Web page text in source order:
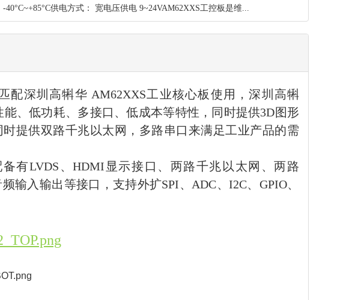
-40°C~+85°C供电方式： 宽电压供电 9~24VAM62XXS工控板是维...
配深圳高犐华 AM62XXS工业核心板使用，深圳高犐
、低功耗、多接口、低成本等特性，同时提供3D图形
提供双路千兆以太网，多路串口来满足工业产品的需
有LVDS、HDMI显示接口、两路千兆以太网、两路
输入输出等接口，支持外扩SPI、ADC、I2C、GPIO、